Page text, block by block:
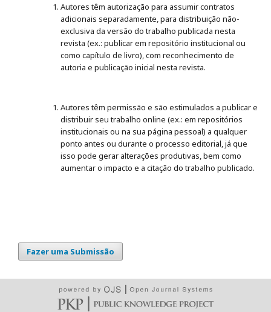
Autores têm autorização para assumir contratos
adicionais separadamente, para distribuição não-
exclusiva da versão do trabalho publicada nesta
revista (ex.: publicar em repositório institucional ou
como capítulo de livro), com reconhecimento de
autoria e publicação inicial nesta revista.
Autores têm permissão e são estimulados a publicar e
distribuir seu trabalho online (ex.: em repositórios
institucionais ou na sua página pessoal) a qualquer
ponto antes ou durante o processo editorial, já que
isso pode gerar alterações produtivas, bem como
aumentar o impacto e a citação do trabalho publicado.
Fazer uma Submissão